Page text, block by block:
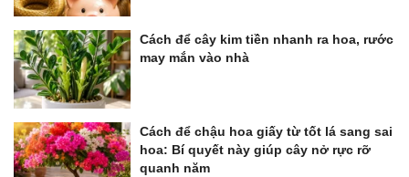
Cách để cây kim tiền nhanh ra hoa, rước
may mắn vào nhà
Cách để chậu hoa giấy từ tốt lá sang sai
hoa: Bí quyết này giúp cây nở rực rỡ
quanh năm